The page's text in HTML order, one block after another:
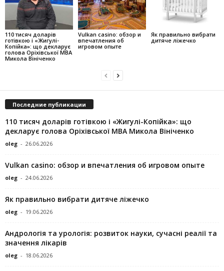
110 тисяч доларів
готівкою і «Жигулі-
Копійка»: що декларує
голова Оріхівської МВА
Микола Вініченко
Vulkan casino: обзор и
впечатления об
игровом опыте
Як правильно вибрати
дитяче ліжечко
Последние публикации
110 тисяч доларів готівкою і «Жигулі-Копійка»: що
декларує голова Оріхівської МВА Микола Вініченко
oleg - 26.06.2026
Vulkan casino: обзор и впечатления об игровом опыте
oleg - 24.06.2026
Як правильно вибрати дитяче ліжечко
oleg - 19.06.2026
Андрологія та урологія: розвиток науки, сучасні реалії та
значення лікарів
oleg - 18.06.2026